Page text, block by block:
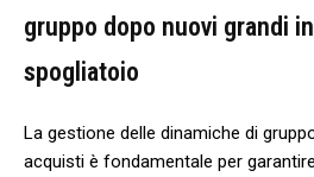
gruppo dopo nuovi grandi
spogliatoio
La gestione delle dinamiche di
acquisti è ⁤fondamentale​ per